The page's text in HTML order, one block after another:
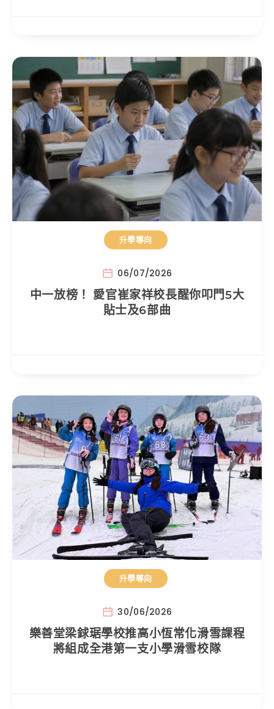
升學導向
06/07/2026
中一放榜！ 愛官崔家祥校長醒你叩門5大
貼士及6部曲
升學導向
30/06/2026
樂善堂梁銶琚學校推高小恆常化滑雪課程
將組成全港第一支小學滑雪校隊